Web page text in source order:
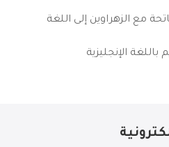
مع الزهراوين إلى اللغة
باللغة الإنجليزية